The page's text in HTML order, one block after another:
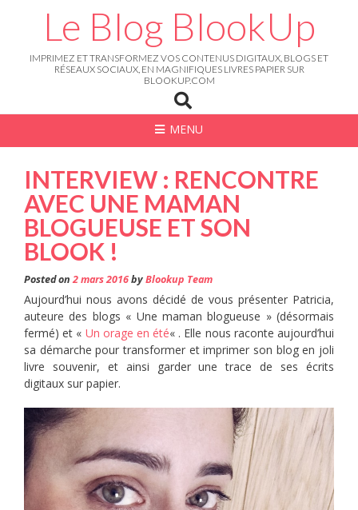
Le Blog BlookUp
IMPRIMEZ ET TRANSFORMEZ VOS CONTENUS DIGITAUX, BLOGS ET
RÉSEAUX SOCIAUX, EN MAGNIFIQUES LIVRES PAPIER SUR
BLOOKUP.COM
MENU
INTERVIEW : RENCONTRE
AVEC UNE MAMAN
BLOGUEUSE ET SON
BLOOK !
Posted on2 mars 2016byBlookup Team
Aujourd’hui nous avons décidé de vous présenter Patricia,
auteure des blogs « Une maman blogueuse » (désormais
fermé) et « Un orage en été« . Elle nous raconte aujourd’hui
sa démarche pour transformer et imprimer son blog en joli
livre souvenir, et ainsi garder une trace de ses écrits
digitaux sur papier.